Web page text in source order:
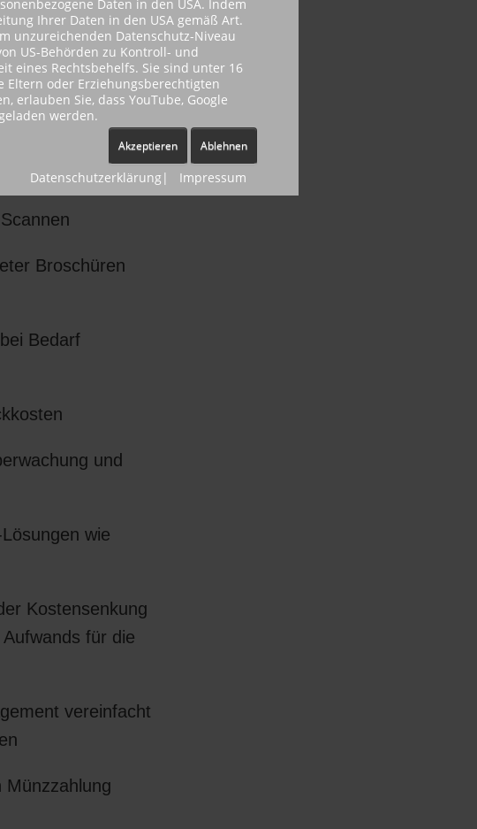
durchsuchbare
Dateien über
Minute ,
Ruhemodus
Broschüren
Bedarf
und
wie
Kostensenkung
für die
vereinfacht
Münzzahlung
Daten in den USA. Indem
Ihrer Daten in den USA gemäß Art.
unzureichenden Datenschutz-Niveau
US-Behörden zu Kontroll- und
eines Rechtsbehelfs. Sie sind unter 16
Eltern oder Erziehungsberechtigten
erlauben Sie, dass YouTube, Google
werden.
Akzeptieren Ablehnen
Datenschutzerklärung | Impressum